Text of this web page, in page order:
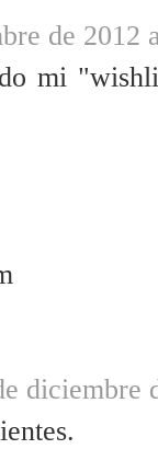
de 2012
mi
diciembre